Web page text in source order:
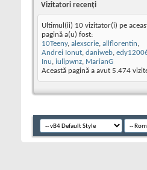
Vizitatori recenţi
Ultimul(ii) 10 vizitator(i) pe
pagină a(u) fost:
10Teeny, alexscrie, allflorentin,
Andrei Ionut, daniweb,
Inu, iulipwnz, MarianG
Această pagină a avut 5.474